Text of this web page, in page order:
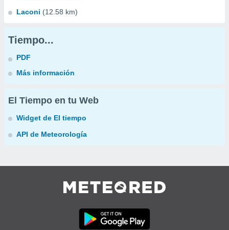
Laconi (12.58 km)
Tiempo...
PDF
Más información
El Tiempo en tu Web
Widget de El tiempo
API de Meteorología